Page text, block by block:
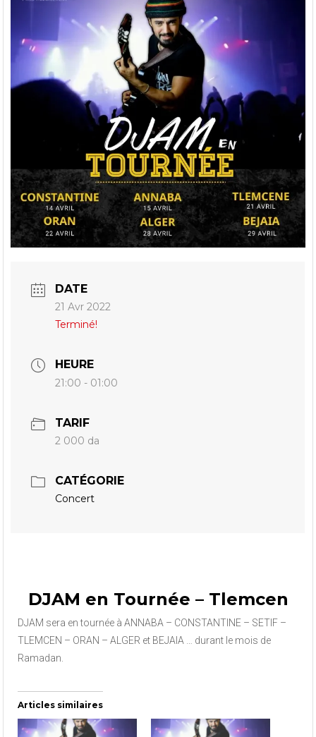
DATE
21 Avr 2022
Terminé!
HEURE
21:00 - 01:00
TARIF
2 000 da
CATÉGORIE
Concert
DJAM en Tournée – Tlemcen
DJAM sera en tournée à ANNABA – CONSTANTINE – SETIF –
TLEMCEN – ORAN – ALGER et BEJAIA … durant le mois de
Ramadan.
Articles similaires